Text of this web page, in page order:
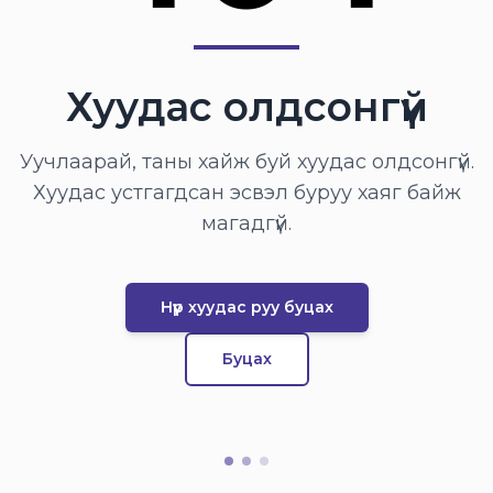
Хуудас олдсонгүй
Уучлаарай, таны хайж буй хуудас олдсонгүй.
Хуудас устгагдсан эсвэл буруу хаяг байж
магадгүй.
Нүүр хуудас руу буцах
Буцах